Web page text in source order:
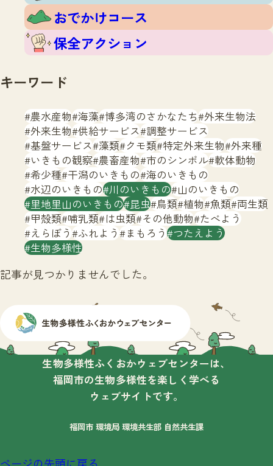
文字サイズ 小 中 大
調査レポートTOP
調査結果
ふくおかいきものマップ
マッチングTOP
掲載申し込みフォーム
お問合せ
生物多様性ふくおかウェブセンターとは
サイトマップ
おでかけコース
保全アクション
キーワード
農水産物 海藻 博多湾のさかなたち 外来生物法
外来生物 供給サービス 調整サービス
基盤サービス 藻類 クモ類 特定外来生物 外来種
いきもの観察 農畜産物 市のシンボル 軟体動物
希少種 干潟のいきもの 海のいきもの
水辺のいきもの 川のいきもの 山のいきもの
里地里山のいきもの 昆虫 鳥類 植物 魚類 両生類
甲殻類 哺乳類 は虫類 その他動物 たべよう
えらぼう ふれよう まもろう つたえよう
生物多様性
記事が見つかりませんでした。
生物多様性ふくおかウェブセンターは、
福岡市の生物多様性を楽しく学べる
ウェブサイトです。
福岡市 環境局 環境共生部 自然共生課